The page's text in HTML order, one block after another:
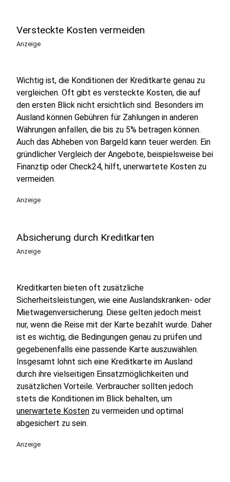
Versteckte Kosten vermeiden
Anzeige
Wichtig ist, die Konditionen der Kreditkarte genau zu
vergleichen. Oft gibt es versteckte Kosten, die auf
den ersten Blick nicht ersichtlich sind. Besonders im
Ausland können Gebühren für Zahlungen in anderen
Währungen anfallen, die bis zu 5% betragen können.
Auch das Abheben von Bargeld kann teuer werden. Ein
gründlicher Vergleich der Angebote, beispielsweise bei
Finanztip oder Check24, hilft, unerwartete Kosten zu
vermeiden.
Anzeige
Absicherung durch Kreditkarten
Anzeige
Kreditkarten bieten oft zusätzliche
Sicherheitsleistungen, wie eine Auslandskranken- oder
Mietwagenversicherung. Diese gelten jedoch meist
nur, wenn die Reise mit der Karte bezahlt wurde. Daher
ist es wichtig, die Bedingungen genau zu prüfen und
gegebenenfalls eine passende Karte auszuwählen.
Insgesamt lohnt sich eine Kreditkarte im Ausland
durch ihre vielseitigen Einsatzmöglichkeiten und
zusätzlichen Vorteile. Verbraucher sollten jedoch
stets die Konditionen im Blick behalten, um
unerwartete Kosten zu vermeiden und optimal
abgesichert zu sein.
Anzeige